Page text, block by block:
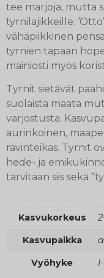
tee marjoja, mutta
tyrnilajikkeille.
vähäpiikkinen
tyrnien tapaan
mainiosti myös
Tyrnit sietävät
suolaista maata
varjostusta.
aurinkoinen,
ravinteikas. Tyrnit
hede- ja
tarvitaan siis sekä
Kasvukorkeus
Kasvupaikka
Vyöhyke